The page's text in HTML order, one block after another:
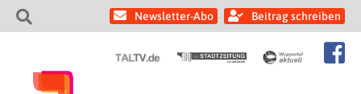
Newsletter-Abo Beitrag schreiben